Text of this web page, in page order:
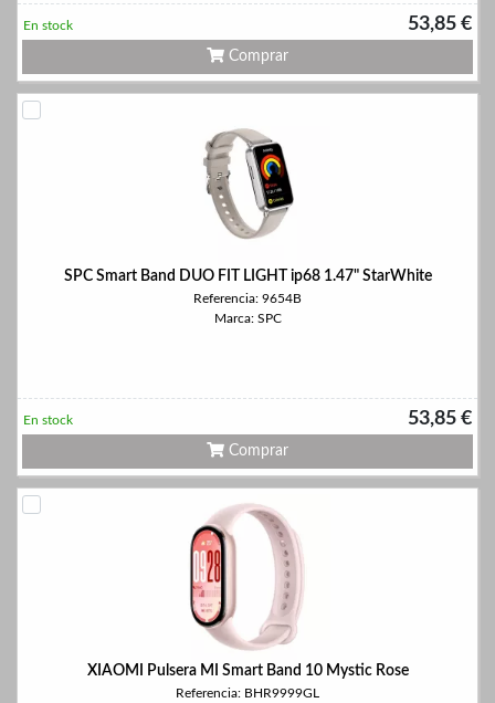
53,85 €
En stock
Comprar
SPC Smart Band DUO FIT LIGHT ip68 1.47" StarWhite
Referencia: 9654B
Marca: SPC
53,85 €
En stock
Comprar
XIAOMI Pulsera MI Smart Band 10 Mystic Rose
Referencia: BHR9999GL